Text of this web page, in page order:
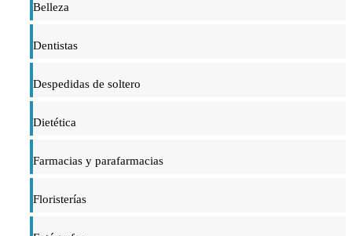
Belleza
Dentistas
Despedidas de soltero
Dietética
Farmacias y parafarmacias
Floristerías